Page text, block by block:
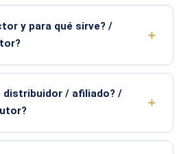
y para qué sirve? /
distribuidor / afiliado? /